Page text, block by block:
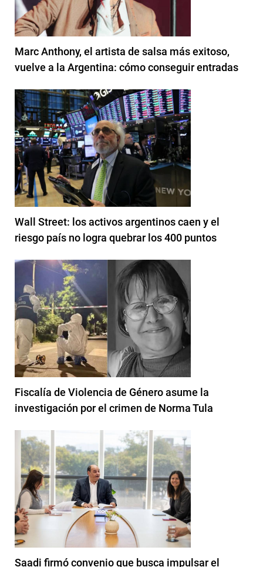
Marc Anthony, el artista de salsa más exitoso,
vuelve a la Argentina: cómo conseguir entradas
Wall Street: los activos argentinos caen y el
riesgo país no logra quebrar los 400 puntos
Fiscalía de Violencia de Género asume la
investigación por el crimen de Norma Tula
Saadi firmó convenio que busca impulsar el